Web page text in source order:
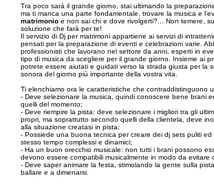
Tra poco sarà il grande giorno, stai ultimando la
ma ti manca una parte fondamentale, trovare la musica e
matrimonio e non sai chi e dove rivolgerti?... Non temere,
soluzione che farà per te!
Il servizio di Dj per matrimoni appartiene ai servizi di
pensati per la preparazione di eventi e celebrazioni varie.
professionisti che lavorano nel settore da anni, esperti in
tipo di musica da scegliere per il grande giorno. Insieme ai
potrete essere aiutati e guidati verso la strada giusta per la
sonora del giorno più importante della vostra vita.
Ti elenchiamo ora le caratteristiche che contraddistinguono
- Deve selezionare la musica, quindi conoscere bene brani
quelli del momento;
- Deve riempire la pista: deve selezionare i migliori tra gli
propri, ma soprattutto secondo quelli della clientela, deve
alla situazione creatasi in pista;
- Possiede una buona tecnica per creare dei dj sets puliti ed
stesso tempo complessi e dinamici;
- Ha un buon orecchio musicale: non tutti i brani possono
devono essere compatibili musicalmente in modo da evitare
- Deve saper animare la festa, stimolando la gente sulla
ballare e a dimenarsi.